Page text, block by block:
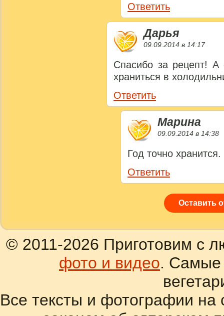
Ответить
Дарья
09.09.2014 в 14:17
Спасибо за рецепт! А
храниться в
Ответить
Марина
09.09.2014 в 14:38
Год точно хранится.
Ответить
Оставить
© 2011-2026 Приготовим с
фото и видео. Самые
Все тексты и фотографии